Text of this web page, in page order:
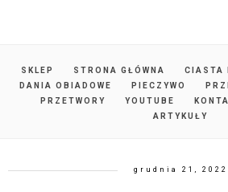
SKLEP STRONA GŁÓWNA CIASTA
DANIA OBIADOWE
PIECZYWO
PRZETWORY
YOUTUBE
ARTYKUŁY
grudnia 21, 2022